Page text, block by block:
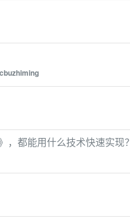
都能用什么技术快速实现？